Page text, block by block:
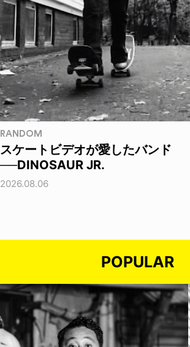
RANDOM
スケートビデオが愛したバンド
──DINOSAUR JR.
2026.08.06
POPULAR